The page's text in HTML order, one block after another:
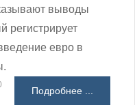
выводы
регистрирует
евро в
Подробнее ...